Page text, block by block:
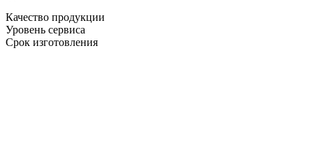
Качество продукции
Уровень сервиса
Срок изготовления